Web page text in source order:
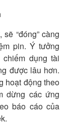
“đóng” càng
pin. Ý tưởng
dụng tài
được lâu hơn.
hoạt động theo
dừng các ứng
báo cáo của